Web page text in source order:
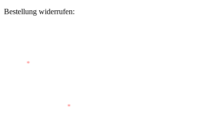
Bestellung widerrufen:
*
*